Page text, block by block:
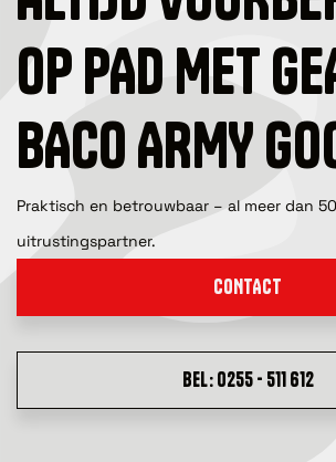
OP PAD MET
BACO ARMY
Praktisch en betrouwbaar – al meer dan
uitrustingspartner.
CONTACT
BEL: 0255 - 511 612